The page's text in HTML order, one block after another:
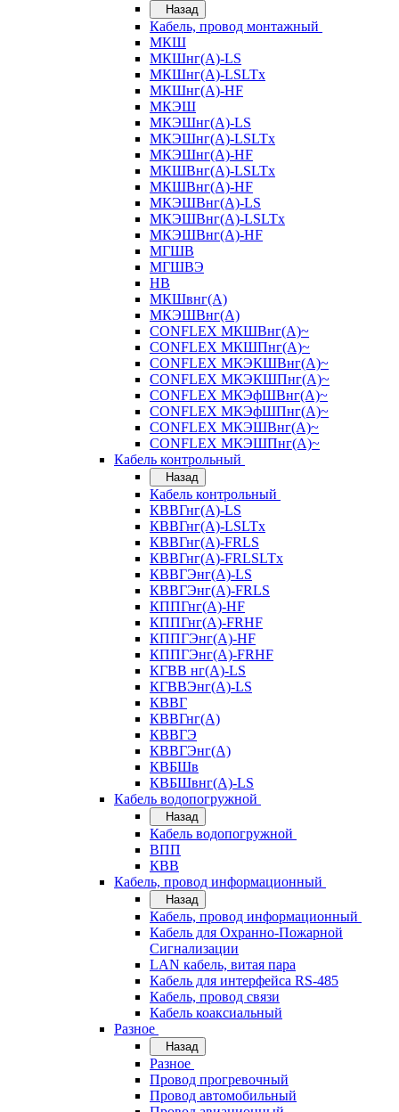
Назад
Кабель, провод монтажный
МКШ
МКШнг(А)-LS
МКШнг(А)-LSLTx
МКШнг(А)-HF
МКЭШ
МКЭШнг(А)-LS
МКЭШнг(А)-LSLTx
МКЭШнг(А)-HF
МКШВнг(A)-LSLTx
МКШВнг(А)-HF
МКЭШВнг(А)-LS
МКЭШВнг(A)-LSLTx
МКЭШВнг(А)-HF
МГШВ
МГШВЭ
НВ
МКШвнг(А)
МКЭШВнг(А)
CONFLEX МКШВнг(А)~
CONFLEX МКШПнг(А)~
CONFLEX МКЭКШВнг(А)~
CONFLEX МКЭКШПнг(А)~
CONFLEX МКЭфШВнг(А)~
CONFLEX МКЭфШПнг(А)~
CONFLEX МКЭШВнг(А)~
CONFLEX МКЭШПнг(А)~
Кабель контрольный
Назад
Кабель контрольный
КВВГнг(А)-LS
КВВГнг(А)-LSLTx
КВВГнг(А)-FRLS
КВВГнг(А)-FRLSLTx
КВВГЭнг(А)-LS
КВВГЭнг(А)-FRLS
КППГнг(А)-HF
КППГнг(А)-FRHF
КППГЭнг(А)-HF
КППГЭнг(А)-FRHF
КГВВ нг(А)-LS
КГВВЭнг(А)-LS
КВВГ
КВВГнг(А)
КВВГЭ
КВВГЭнг(А)
КВБШв
КВБШвнг(А)-LS
Кабель водопогружной
Назад
Кабель водопогружной
ВПП
КВВ
Кабель, провод информационный
Назад
Кабель, провод информационный
Кабель для Охранно-Пожарной
Сигнализации
LAN кабель, витая пара
Кабель для интерфейса RS-485
Кабель, провод связи
Кабель коаксиальный
Разное
Назад
Разное
Провод прогревочный
Провод автомобильный